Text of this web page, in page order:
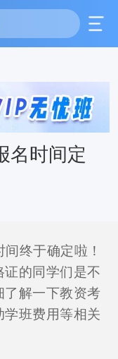
名时间定
终于确定啦！
的同学们是不
解一下教资考
班费用等相关